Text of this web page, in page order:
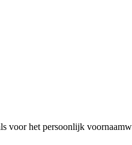
voor het persoonlijk